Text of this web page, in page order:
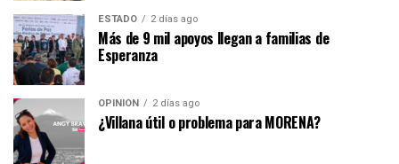
ESTADO 2 días ago
Más de 9 mil apoyos llegan a familias de
Esperanza
OPINIÓN 2 días ago
¿Villana útil o problema para MORENA?